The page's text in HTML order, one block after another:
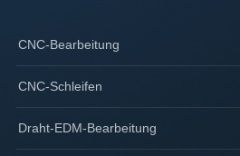
CNC-Bearbeitung
CNC-Schleifen
Draht-EDM-Bearbeitung